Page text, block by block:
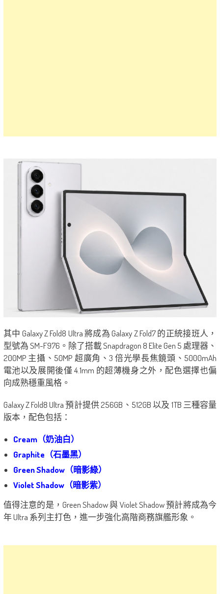
其中 Galaxy Z Fold8 Ultra 將成為 Galaxy Z Fold7 的正統接班人，
型號為 SM-F976。除了搭載 Snapdragon 8 Elite Gen 5 處理器、
200MP 主攝、50MP 超廣角、3 倍光學長焦鏡頭、5000mAh
電池以及展開後僅 4.1mm 的超薄機身之外，配色選擇也偏
向成熟穩重風格。
Galaxy Z Fold8 Ultra 預計提供 256GB、512GB 以及 1TB 三種容量
版本，配色包括：
Cream（奶油白）
Graphite（石墨黑）
Green Shadow（暗影綠）
Violet Shadow（暗影紫）
值得注意的是，Green Shadow 與 Violet Shadow 預計將成為今
年 Ultra 系列主打色，進一步強化高階商務旗艦形象。